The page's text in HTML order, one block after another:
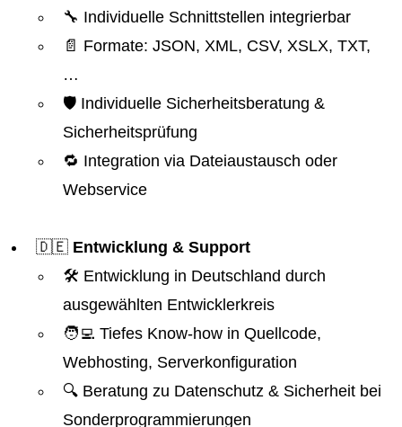
🔧 Individuelle Schnittstellen integrierbar
📄 Formate: JSON, XML, CSV, XSLX, TXT,
…
🛡️ Individuelle Sicherheitsberatung &
Sicherheitsprüfung
🔁 Integration via Dateiaustausch oder
Webservice
🇩🇪 Entwicklung & Support
🛠️ Entwicklung in Deutschland durch
ausgewählten Entwicklerkreis
🧑‍💻 Tiefes Know-how in Quellcode,
Webhosting, Serverkonfiguration
🔍 Beratung zu Datenschutz & Sicherheit bei
Sonderprogrammierungen